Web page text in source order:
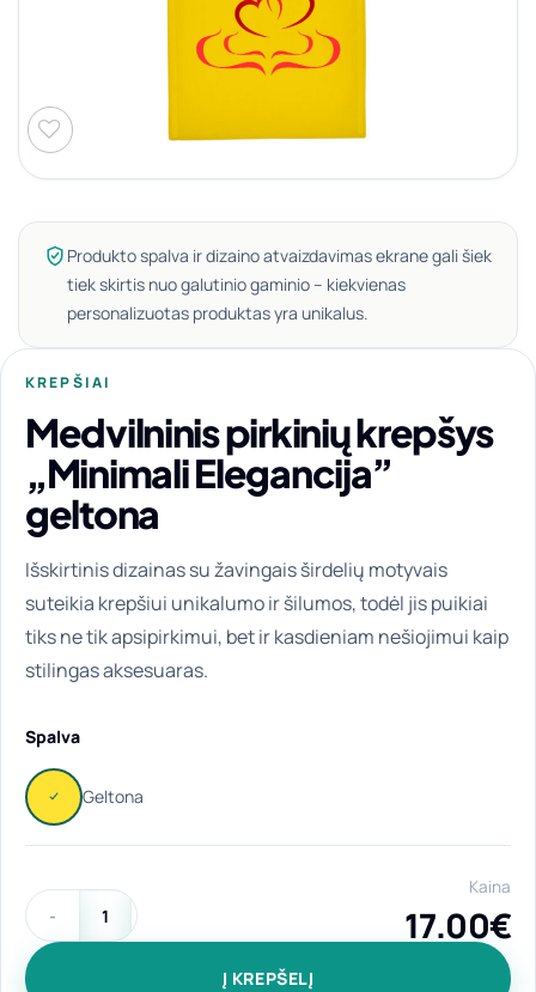
Produkto spalva ir dizaino atvaizdavimas ekrane gali šiek
tiek skirtis nuo galutinio gaminio – kiekvienas
personalizuotas produktas yra unikalus.
KREPŠIAI
Medvilninis pirkinių krepšys
„Minimali Elegancija”
geltona
Išskirtinis dizainas su žavingais širdelių motyvais
suteikia krepšiui unikalumo ir šilumos, todėl jis puikiai
tiks ne tik apsipirkimui, bet ir kasdieniam nešiojimui kaip
stilingas aksesuaras.
Spalva
produkto kiekis: Medvilninis pirkinių krepšys "Minimali
Kaina
17.00€
Į KREPŠELĮ